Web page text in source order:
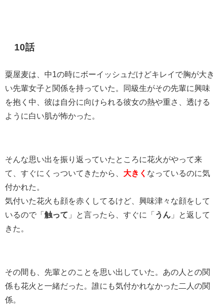
10話
粟屋麦は、中1の時にボーイッシュだけどキレイで胸が大き
い先輩女子と関係を持っていた。同級生がその先輩に興味
を抱く中、彼は自分に向けられる彼女の熱や重さ、透ける
ように白い肌が怖かった。
そんな思い出を振り返っていたところに花火がやって来
て、すぐにくっついてきたから、 大きく なっているのに気
付かれた。
気付いた花火も顔を赤くしてるけど、興味津々な顔をして
いるので「 触って 」と言ったら、すぐに「 うん 」と返して
きた。
その間も、先輩とのことを思い出していた。あの人との関
係も花火と一緒だった。誰にも気付かれなかった二人の関
係。